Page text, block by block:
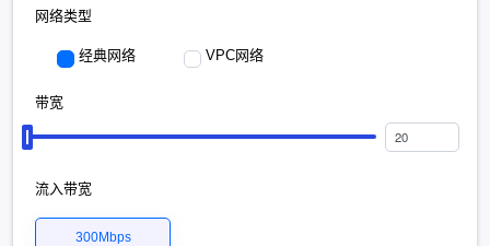
网络类型
经典网络 VPC网络
带宽
流入带宽
300Mbps